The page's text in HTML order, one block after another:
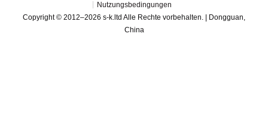
Nutzungsbedingungen
Copyright © 2012–2026 s-k.ltd Alle Rechte vorbehalten. | Dongguan,
China